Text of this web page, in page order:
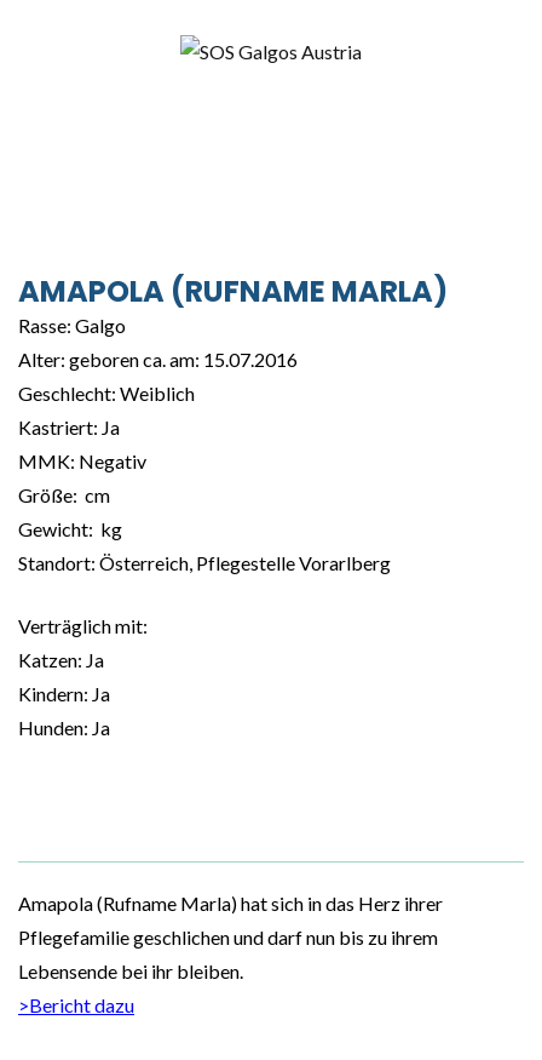
AMAPOLA (RUFNAME MARLA)
Rasse: Galgo
Alter: geboren ca. am: 15.07.2016
Geschlecht: Weiblich
Kastriert: Ja
MMK: Negativ
Größe: cm
Gewicht: kg
Standort: Österreich, Pflegestelle Vorarlberg
Verträglich mit:
Katzen: Ja
Kindern: Ja
Hunden: Ja
Amapola (Rufname Marla) hat sich in das Herz ihrer
Pflegefamilie geschlichen und darf nun bis zu ihrem
Lebensende bei ihr bleiben.
>Bericht dazu